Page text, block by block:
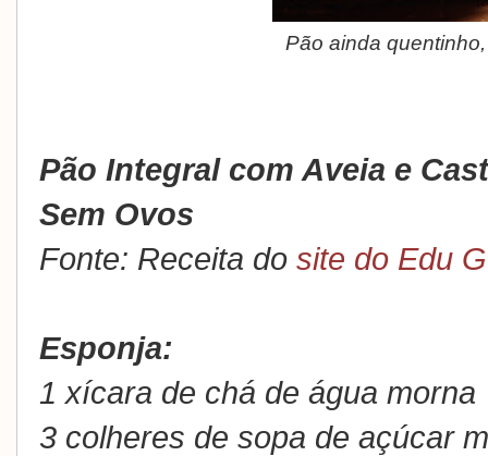
Pão ainda
Pão Integral com Aveia e
Sem Ovos
Fonte: Receita do site do Edu
Esponja:
1 xícara de chá de água morna
3 colheres de sopa de açúcar